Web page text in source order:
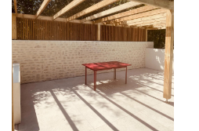
 Recopier le code ci-contre
Rafraîchir le captcha